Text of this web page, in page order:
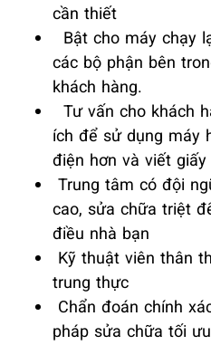
cần thiết
Bật cho máy chạy
các bộ phận bên
khách hàng.
Tư vấn cho khách
ích để sử dụng máy
điện hơn và viết giấy
Trung tâm có đội
cao, sửa chữa triệt
điều nhà bạn
Kỹ thuật viên thân
trung thực
Chẩn đoán chính
pháp sửa chữa tối